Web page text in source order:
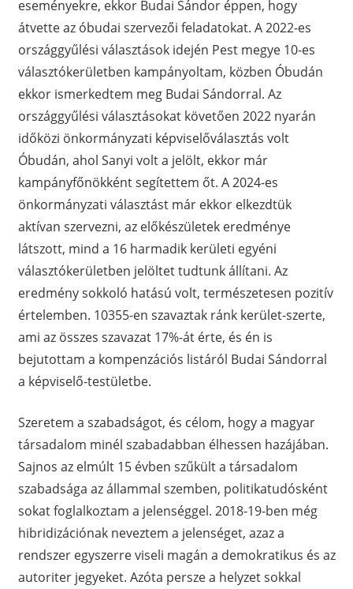
eseményekre, ekkor Budai Sándor éppen, hogy
átvette az óbudai szervezői feladatokat. A 2022-es
országgyűlési választások idején Pest megye 10-es
választókerületben kampányoltam, közben Óbudán
ekkor ismerkedtem meg Budai Sándorral. Az
országgyűlési választásokat követően 2022 nyarán
időközi önkormányzati képviselőválasztás volt
Óbudán, ahol Sanyi volt a jelölt, ekkor már
kampányfőnökként segítettem őt. A 2024-es
önkormányzati választást már ekkor elkezdtük
aktívan szervezni, az előkészületek eredménye
látszott, mind a 16 harmadik kerületi egyéni
választókerületben jelöltet tudtunk állítani. Az
eredmény sokkoló hatású volt, természetesen pozitív
értelemben. 10355-en szavaztak ránk kerület-szerte,
ami az összes szavazat 17%-át érte, és én is
bejutottam a kompenzációs listáról Budai Sándorral
a képviselő-testületbe.
Szeretem a szabadságot, és célom, hogy a magyar
társadalom minél szabadabban élhessen hazájában.
Sajnos az elmúlt 15 évben szűkült a társadalom
szabadsága az állammal szemben, politikatudósként
sokat foglalkoztam a jelenséggel. 2018-19-ben még
hibridizációnak neveztem a jelenséget, azaz a
rendszer egyszerre viseli magán a demokratikus és az
autoriter jegyeket. Azóta persze a helyzet sokkal